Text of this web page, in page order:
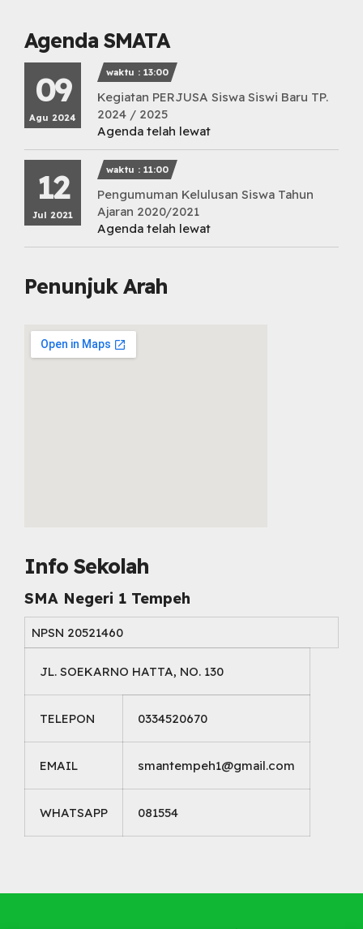
Agenda SMATA
09
Agu 2024
waktu : 13:00
Kegiatan PERJUSA Siswa Siswi Baru TP.
2024 / 2025
Agenda telah lewat
12
Jul 2021
waktu : 11:00
Pengumuman Kelulusan Siswa Tahun
Ajaran 2020/2021
Agenda telah lewat
Penunjuk Arah
Info Sekolah
SMA Negeri 1 Tempeh
NPSN 20521460
JL. SOEKARNO HATTA, NO. 130
TELEPON 0334520670
EMAIL smantempeh1@gmail.com
WHATSAPP 081554